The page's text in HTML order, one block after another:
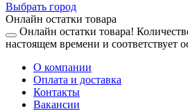
Выбрать город
Онлайн остатки товара
Онлайн остатки товара!
настоящем времени и соответствует
О компании
Оплата и доставка
Контакты
Вакансии